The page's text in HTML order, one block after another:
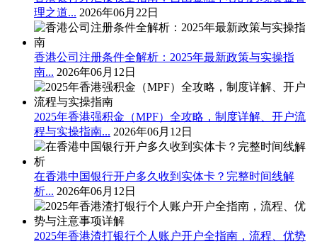
理之道... 2026年06月22日
香港公司注册条件全解析：2025年最新政策与实操指
南... 2026年06月12日
2025年香港强积金（MPF）全攻略，制度详解、开户流
程与实操指南... 2026年06月12日
在香港中国银行开户多久收到实体卡？完整时间线解
析... 2026年06月12日
2025年香港渣打银行个人账户开户全指南，流程、优势